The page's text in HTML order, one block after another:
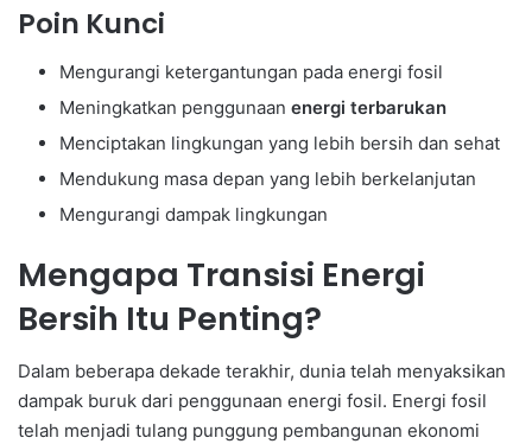
Poin Kunci
Mengurangi ketergantungan pada energi fosil
Meningkatkan penggunaan energi terbarukan
Menciptakan lingkungan yang lebih bersih dan sehat
Mendukung masa depan yang lebih berkelanjutan
Mengurangi dampak lingkungan
Mengapa Transisi Energi
Bersih Itu Penting?
Dalam beberapa dekade terakhir, dunia telah menyaksikan
dampak buruk dari penggunaan energi fosil. Energi fosil
telah menjadi tulang punggung pembangunan ekonomi